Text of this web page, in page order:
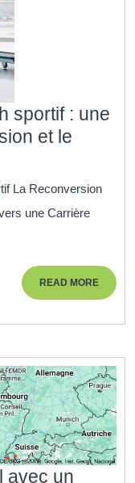
la
croissance
personnelle
sportif : une
et le
La Reconversion
une Carrière
READ MOREREAD
MORE
avec un